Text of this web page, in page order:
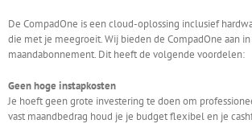
De CompadOne is een cloud-oplossing inclusief
die met je meegroeit. Wij bieden de CompadOne aan
maandabonnement. Dit heeft de volgende voordelen:
Geen hoge instapkosten
Je hoeft geen grote investering te doen om
vast maandbedrag houd je je budget flexibel en je